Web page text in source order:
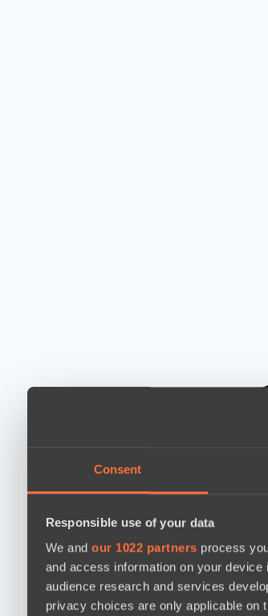
Consent
Responsible use of your data
We and our 1022 partners process
and access information on your
audience research and services
privacy choices are only applicable on